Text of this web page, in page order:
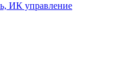
ИК управление